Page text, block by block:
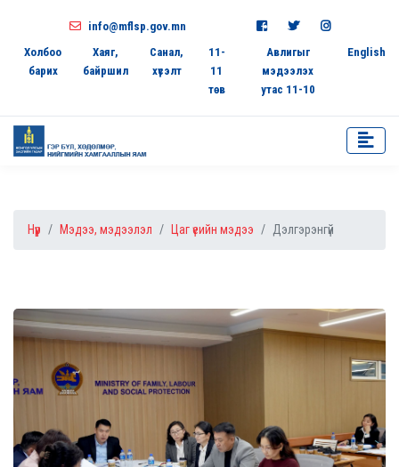
info@mflsp.gov.mn
Холбоо
барих
Хаяг,
байршил
Санал,
хүсэлт
11-
11
төв
Авлигыг
мэдээлэх
утас 11-10
English
Нүүр Мэдээ, мэдээлэл Цаг үеийн мэдээ Дэлгэрэнгүй